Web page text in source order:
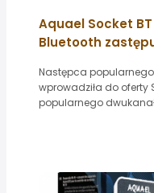
Aquael Socket
Bluetooth
Następca
wprowadziła do oferty
popularnego